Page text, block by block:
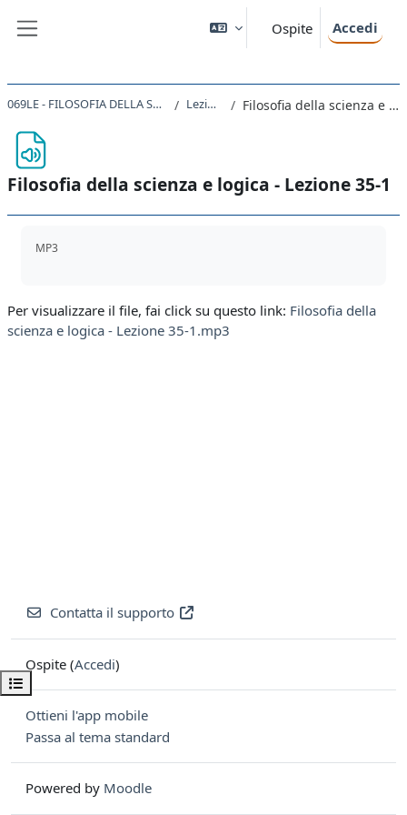
Ospite Accedi
Apri indice del corso
069LE - FILOSOFIA DELLA SCIENZA E LOGICA 2019 Lezioni 31-35 Filosofia della scienza e logica - Lezione 35-1
Filosofia della scienza e logica - Lezione 35-1
MP3
Per visualizzare il file, fai click su questo link: Filosofia della
scienza e logica - Lezione 35-1.mp3
Contatta il supporto
Ospite (Accedi)
Ottieni l'app mobile
Passa al tema standard
Powered by Moodle